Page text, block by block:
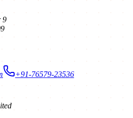
9
+91-76579-23536